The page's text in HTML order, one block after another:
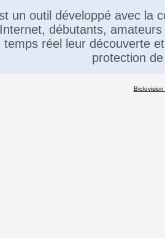
un outil développé avec la
débutants,
temps réel leur découverte
protection
Biolovision